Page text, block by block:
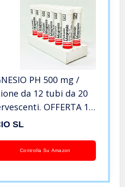
PH 500 mg /
da 12 tubi da 20
OFFERTA 10
SL
Controlla Su Amazon